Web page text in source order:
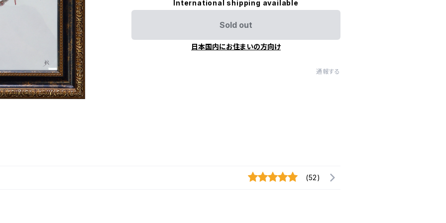
International shipping available
Sold out
日本国内にお住まいの方向け
通報する
(52)